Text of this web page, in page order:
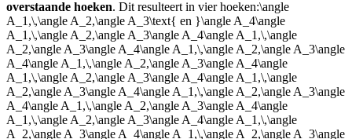
overstaande hoeken. Dit resulteert in vier hoeken:\angle
A_1,\,\angle A_2,\angle A_3\text{ en }\angle A_4\angle
A_1,\,\angle A_2,\angle A_3\angle A_4\angle A_1,\,\angle
A_2,\angle A_3\angle A_4\angle A_1,\,\angle A_2,\angle A_3\angle
A_4\angle A_1,\,\angle A_2,\angle A_3\angle A_4\angle
A_1,\,\angle A_2,\angle A_3\angle A_4\angle A_1,\,\angle
A_2,\angle A_3\angle A_4\angle A_1,\,\angle A_2,\angle A_3\angle
A_4\angle A_1,\,\angle A_2,\angle A_3\angle A_4\angle
A_1,\,\angle A_2,\angle A_3\angle A_4\angle A_1,\,\angle
A_2,\angle A_3\angle A_4\angle A_1,\,\angle A_2,\angle A_3\angle